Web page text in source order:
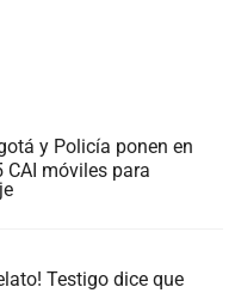
y Policía ponen en
móviles para
Testigo dice que